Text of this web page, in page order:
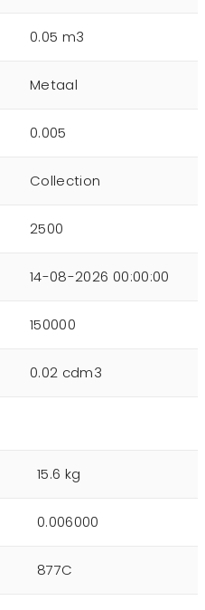
0.05 m3
Metaal
0.005
Collection
2500
14-08-2026 00:00:00
150000
0.02 cdm3
15.6 kg
0.006000
877C